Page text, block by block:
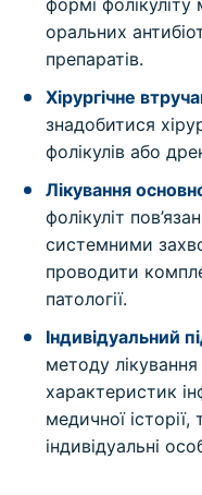
формі
оральних
препаратів.
Хірургічне
знадобитися
фолікулів або
Лікування
фолікуліт
системними
проводити
патології.
Індивідуальний
методу лікування
характеристик
медичної
індивідуальні